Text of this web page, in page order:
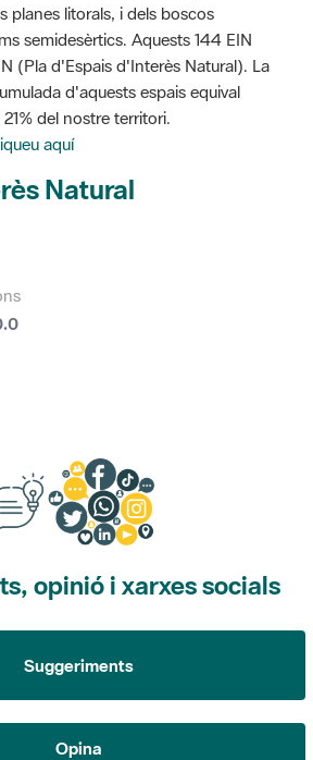
planes litorals, i dels boscos
semidesèrtics. Aquests 144 EIN
(Pla d'Espais d'Interès Natural). La
d'aquests espais equival
del nostre territori.
aquí
Natural
La mitjana de les valoracions és de 0
opinió i xarxes socials
Suggeriments
Opina